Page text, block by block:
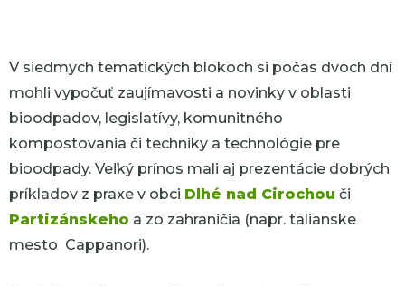
V siedmych tematických blokoch si počas dvoch dní
mohli vypočuť zaujímavosti a novinky v oblasti
bioodpadov, legislatívy, komunitného
kompostovania či techniky a technológie pre
bioodpady. Veľký prínos mali aj prezentácie dobrých
príkladov z praxe v obci Dlhé nad Cirochou či
Partizánskeho a zo zahraničia (napr. talianske
mesto Cappanori).